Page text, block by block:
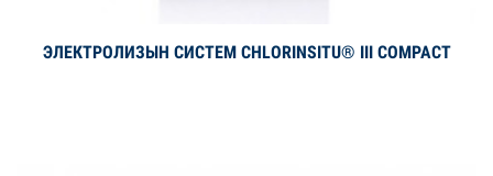
Дэлгэрэнгүй
ЭЛЕКТРОЛИЗЫН СИСТЕМ CHLORINSITU® III COMPACT